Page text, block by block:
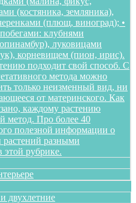
(костяника, земляника),
(плющ, виноград); •
клубнями
луковицами
корневищем (пион, ирис).
подходит свой способ. С
метода можно
только неизменный вид, ни
от материнского. Как
каждому растению
метод. Про более 40
полезной информации о
разными
этой рубрике.
двухлетние